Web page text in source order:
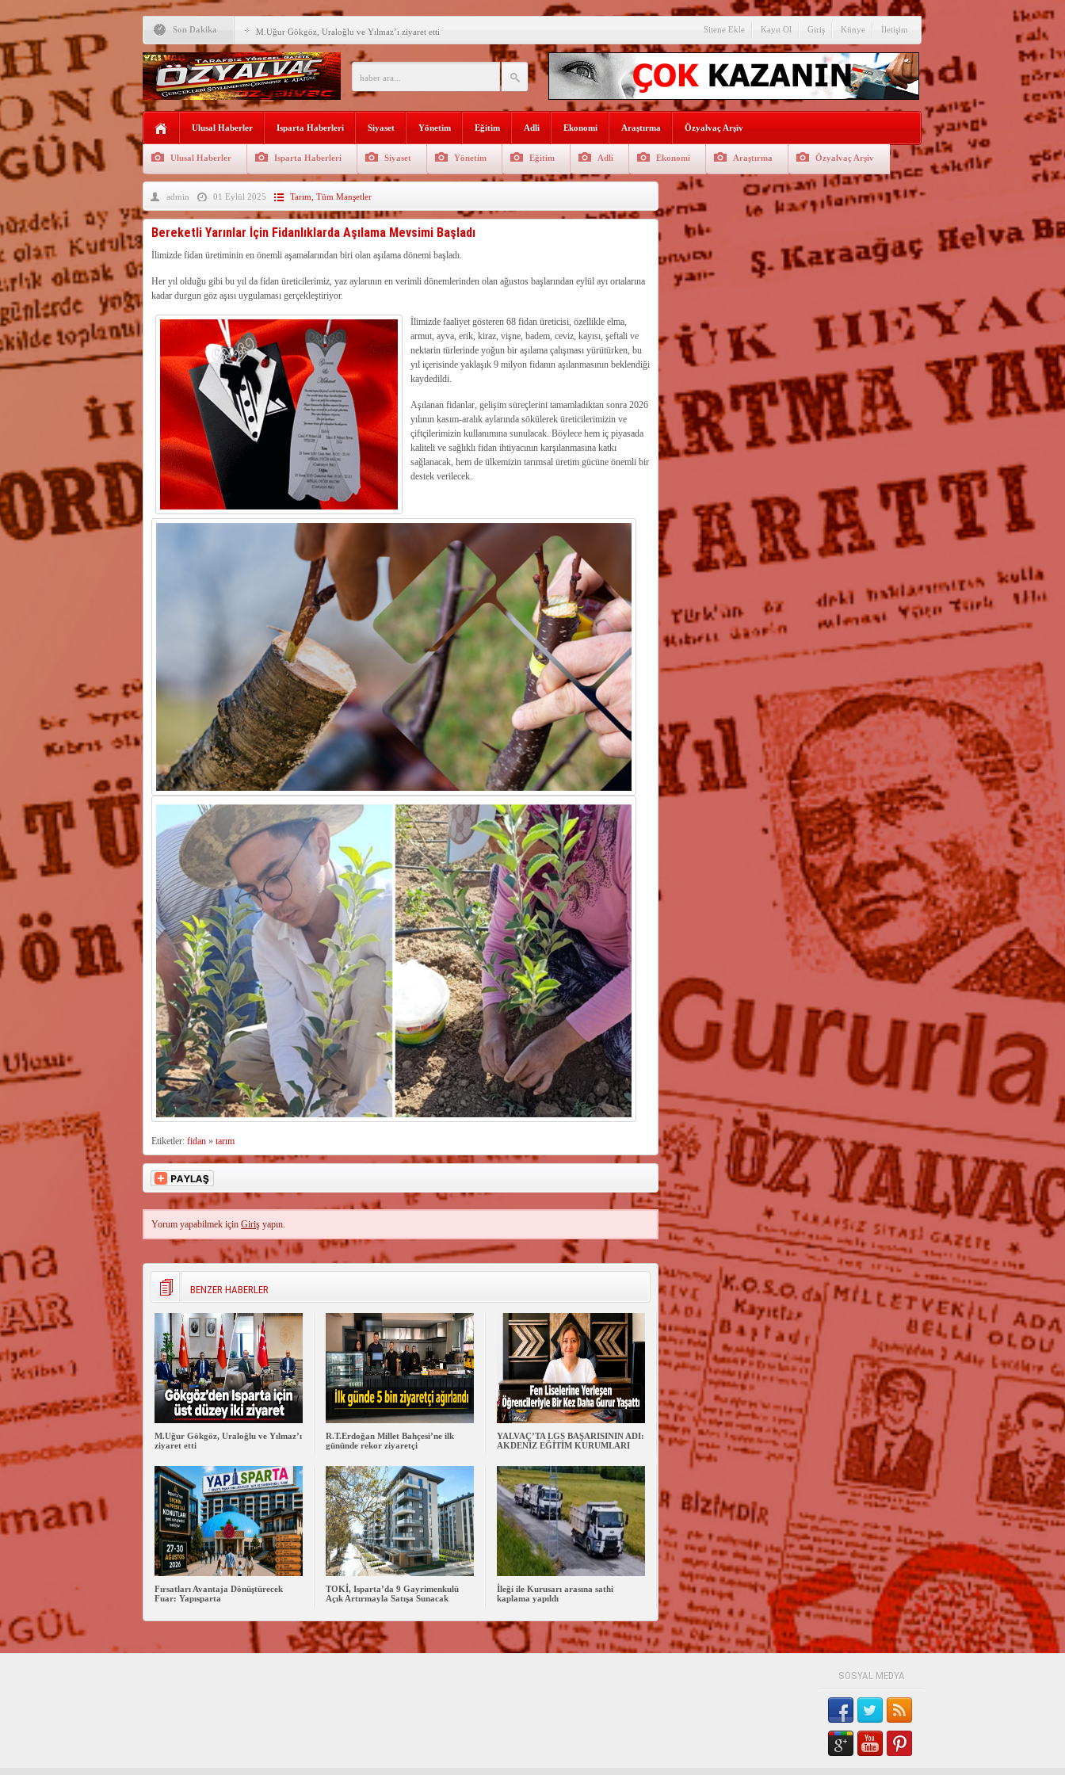
Son Dakika M.Uğur Gökgöz, Uraloğlu ve Yılmaz’ı ziyaret etti
R.T.Erdoğan Millet Bahçesi’ne ilk gününde rekor ziyaretçi
YALVAÇ’TA LGS BAŞARISININ ADI: AKDENİZ
EĞİTİM KURUMLARI
Fırsatları Avantaja Dönüştürecek Fuar: Yapısparta
TOKİ, Isparta’da 9 Gayrimenkulü Açık Artırmayla Satışa
Sunacak
Okullara TYP ile 30 bin güvenlik görevlisi
Yalvaç’ta LGS Başarısı Yükselişini Sürdürüyor
Uyaroğlu’nun konukları Özel, Tüfekçi ve Bayar
Bağkonak Muhtarı Başoda’dan masa başı haberlere karşı
açıklama
Sitene Ekle Kayıt Ol Giriş Künye İletişim
Ulusal Haberler Isparta Haberleri Siyaset Yönetim Eğitim Adli Ekonomi Araştırma Özyalvaç Arşiv
Ulusal Haberler Isparta Haberleri Siyaset Yönetim Eğitim Adli Ekonomi Araştırma Özyalvaç Arşiv
admin 01 Eylül 2025 Tarım Tüm Manşetler
Bereketli Yarınlar İçin Fidanlıklarda Aşılama Mevsimi Başladı
İlimizde fidan üretiminin en önemli aşamalarından biri olan aşılama dönemi başladı.
Her yıl olduğu gibi bu yıl da fidan üreticilerimiz, yaz aylarının en verimli dönemlerinden olan ağustos başlarından eylül ayı ortalarına
kadar durgun göz aşısı uygulaması gerçekleştiriyor.
İlimizde faaliyet gösteren 68 fidan üreticisi, özellikle elma,
armut, ayva, erik, kiraz, vişne, badem, ceviz, kayısı, şeftali ve
nektarin türlerinde yoğun bir aşılama çalışması yürütürken, bu
yıl içerisinde yaklaşık 9 milyon fidanın aşılanmasının beklendiği
kaydedildi.
Aşılanan fidanlar, gelişim süreçlerini tamamladıktan sonra 2026
yılının kasım-aralık aylarında sökülerek üreticilerimizin ve
çiftçilerimizin kullanımına sunulacak. Böylece hem iç piyasada
kaliteli ve sağlıklı fidan ihtiyacının karşılanmasına katkı
sağlanacak, hem de ülkemizin tarımsal üretim gücüne önemli bir
destek verilecek.
Etiketler: fidan» tarım
Yorum yapabilmek içinGiriş yapın.
BENZER HABERLER
M.Uğur Gökgöz, Uraloğlu ve Yılmaz’ı
ziyaret etti
R.T.Erdoğan Millet Bahçesi’ne ilk
gününde rekor ziyaretçi
YALVAÇ’TA LGS BAŞARISININ ADI:
AKDENİZ EĞİTİM KURUMLARI
Fırsatları Avantaja Dönüştürecek
Fuar: Yapısparta
TOKİ, Isparta’da 9 Gayrimenkulü
Açık Artırmayla Satışa Sunacak
İleği ile Kurusarı arasına sathi
kaplama yapıldı
SOSYAL MEDYA